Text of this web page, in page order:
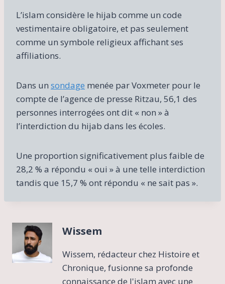
L’islam considère le hijab comme un code
vestimentaire obligatoire, et pas seulement
comme un symbole religieux affichant ses
affiliations.
Dans un sondage menée par Voxmeter pour le
compte de l’agence de presse Ritzau, 56,1 des
personnes interrogées ont dit « non » à
l’interdiction du hijab dans les écoles.
Une proportion significativement plus faible de
28,2 % a répondu « oui » à une telle interdiction
tandis que 15,7 % ont répondu « ne sait pas ».
Wissem
Wissem, rédacteur chez Histoire et
Chronique, fusionne sa profonde
connaissance de l'islam avec une